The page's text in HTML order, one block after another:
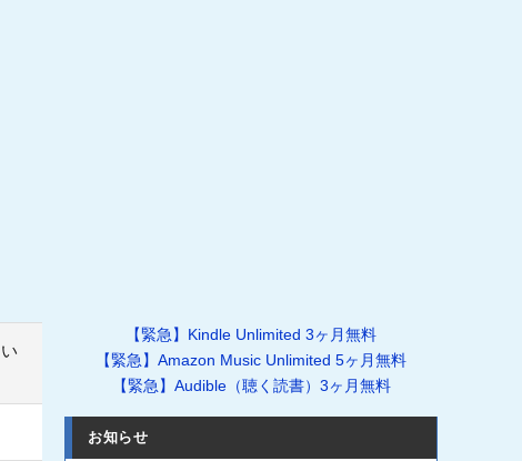
【緊急】Kindle Unlimited 3ヶ月無料
【緊急】Amazon Music Unlimited 5ヶ月無料
【緊急】Audible（聴く読書）3ヶ月無料
お知らせ